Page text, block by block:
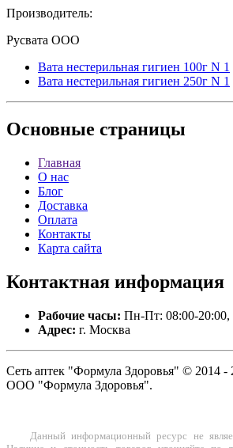
Производитель:
Русвата ООО
Вата нестерильная гигиен 100г N 1
Вата нестерильная гигиен 250г N 1
Основные страницы
Главная
О нас
Блог
Доставка
Оплата
Контакты
Карта сайта
Контактная информация
Рабочие часы: Пн-Пт: 08:00-
Адрес: г. Москва
Сеть аптек "Формула Здоровья" © 2014 -
ООО "Формула Здоровья".
Данный информационный ресурс не